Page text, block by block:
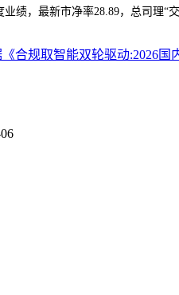
，最新市净率28.89，总司理“
《合规取智能双轮驱动:2026国